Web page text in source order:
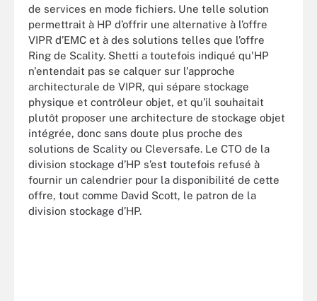
de services en mode fichiers. Une telle solution
permettrait à HP d’offrir une alternative à l’offre
VIPR d’EMC et à des solutions telles que l’offre
Ring de Scality. Shetti a toutefois indiqué qu'HP
n'entendait pas se calquer sur l'approche
architecturale de VIPR, qui sépare stockage
physique et contrôleur objet, et qu'il souhaitait
plutôt proposer une architecture de stockage objet
intégrée, donc sans doute plus proche des
solutions de Scality ou Cleversafe. Le CTO de la
division stockage d’HP s’est toutefois refusé à
fournir un calendrier pour la disponibilité de cette
offre, tout comme David Scott, le patron de la
division stockage d’HP.